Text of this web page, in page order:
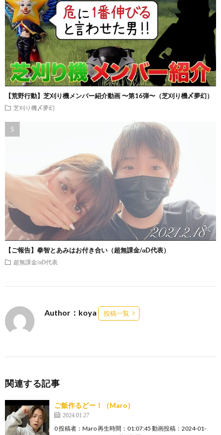
【荒野行動】芝刈り機メンバー紹介動画 〜第16弾〜（芝刈り機〆夢幻）
芝刈り機〆夢幻
【ご報告】拳智とあみはお付き合い（超無課金/αD代表）
超無課金/αD代表
Author：koya 投稿一覧
関連する記事
ご飯作るどー！（Maro）
2024.01.27
0 投稿者：Maro 再生時間：01:07:45 動画投稿：2024-01-